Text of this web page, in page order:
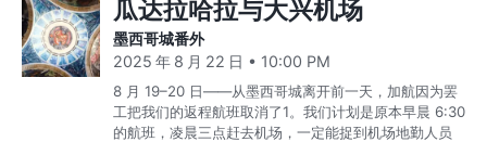
瓜达拉哈拉与大兴机场
墨西哥城番外
2025 年 8 月 22 日 • 10:00 PM
8 月 19–20 日——从墨西哥城离开前一天，加航因为罢
工把我们的返程航班取消了1。我们计划是原本早晨 6:30
的航班，凌晨三点赶去机场，一定能捉到机场地勤人员